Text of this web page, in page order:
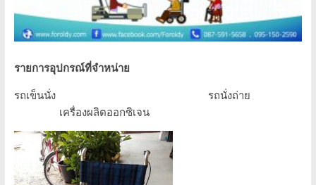
รายการอุปกรณ์ที่จำหน่าย
รถเข็นนั่ง รถนั่งถ่าย
เครื่องผลิตออกซิเจน